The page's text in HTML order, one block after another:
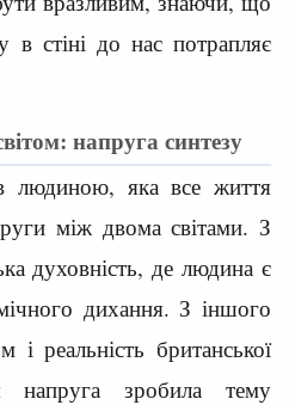
стіні до нас потрапляє
напруга синтезу
людиною, яка все життя
між двома світами. З
духовність, де людина є
дихання. З іншого
і реальність британської
напруга зробила тему